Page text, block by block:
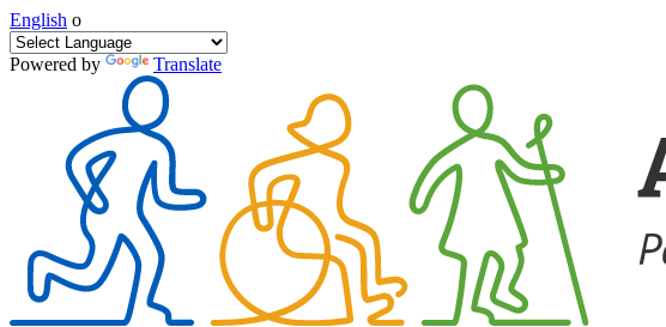
English o
Powered by Translate